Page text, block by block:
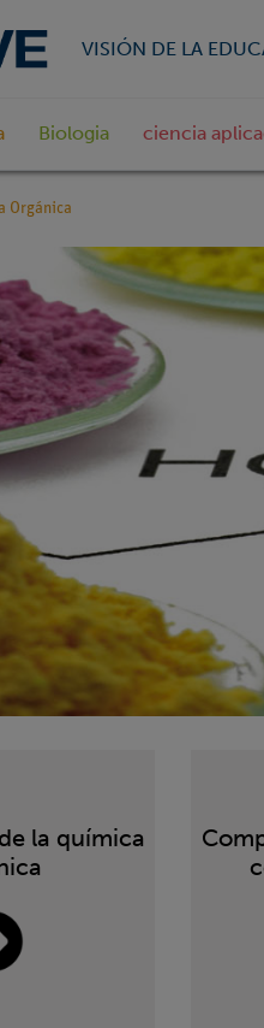
VISIÓN DE LA
Biologia ciencia
Orgánica
la química